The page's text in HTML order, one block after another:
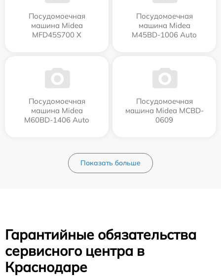
Посудомоечная
машина Midea
MFD45S700 X
Посудомоечная
машина Midea
M45BD-1006 Auto
Посудомоечная
машина Midea
M60BD-1406 Auto
Посудомоечная
машина Midea MCBD-
0609
Показать больше
Гарантийные обязательства
сервисного центра в
Краснодаре